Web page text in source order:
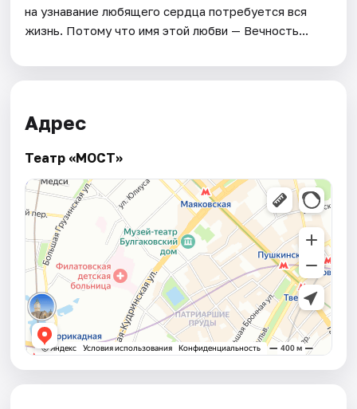
на узнавание любящего сердца потребуется вся
жизнь. Потому что имя этой любви — Вечность...
Адрес
Театр «МОСТ»